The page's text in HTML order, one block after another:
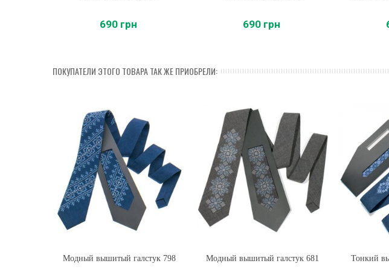
690 грн 690 грн
ПОКУПАТЕЛИ ЭТОГО ТОВАРА ТАК ЖЕ ПРИОБРЕЛИ:
Купить
Модный вышитый галстук 798 Купить
Модный вышитый галстук 681 Тонкий